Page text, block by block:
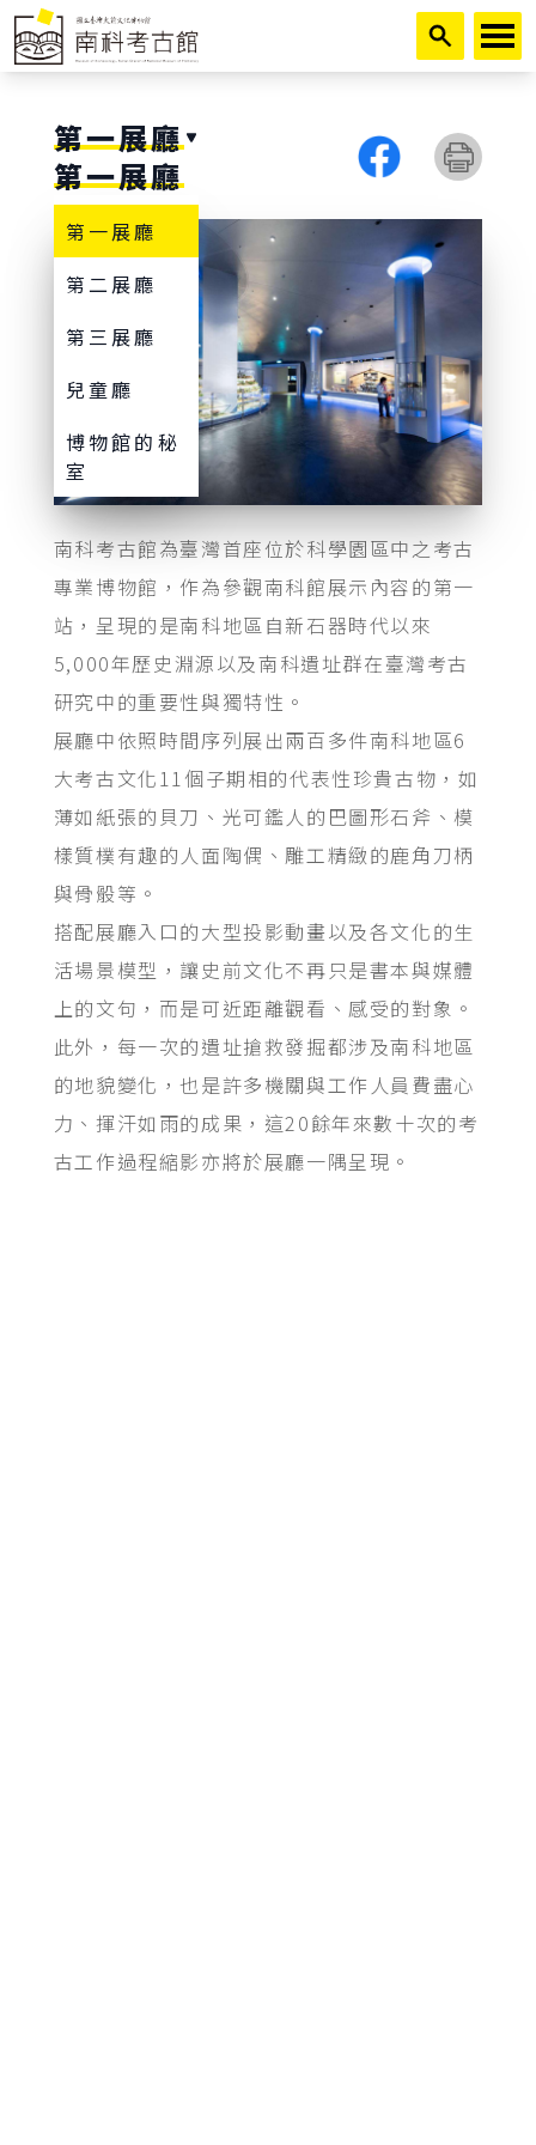
跳到主要內容
第一展廳
第一展廳
第一展廳
第二展廳
第三展廳
兒童廳
博物館的秘
室
南科考古館為臺灣首座位於科學園區中之考古
專業博物館，作為參觀南科館展示內容的第一
站，呈現的是南科地區自新石器時代以來
5,000年歷史淵源以及南科遺址群在臺灣考古
研究中的重要性與獨特性。
展廳中依照時間序列展出兩百多件南科地區6
大考古文化11個子期相的代表性珍貴古物，如
薄如紙張的貝刀、光可鑑人的巴圖形石斧、模
樣質樸有趣的人面陶偶、雕工精緻的鹿角刀柄
與骨骰等。
搭配展廳入口的大型投影動畫以及各文化的生
活場景模型，讓史前文化不再只是書本與媒體
上的文句，而是可近距離觀看、感受的對象。
此外，每一次的遺址搶救發掘都涉及南科地區
的地貌變化，也是許多機關與工作人員費盡心
力、揮汗如雨的成果，這20餘年來數十次的考
古工作過程縮影亦將於展廳一隅呈現。